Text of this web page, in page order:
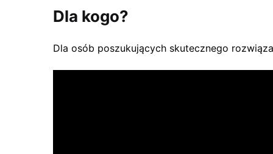
Dla kogo?
Dla osób poszukujących skutecznego